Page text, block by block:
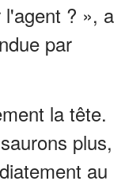
? », a
par
la tête.
plus,
au